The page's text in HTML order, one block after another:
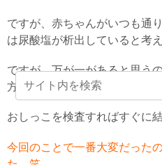
ですが、赤ちゃんがいつも通
は尿酸塩が析出していると考
ですが、万が一があると思う
方がいいと思います。
おしっこを検査すればすぐに
今回のことで一番大変だった